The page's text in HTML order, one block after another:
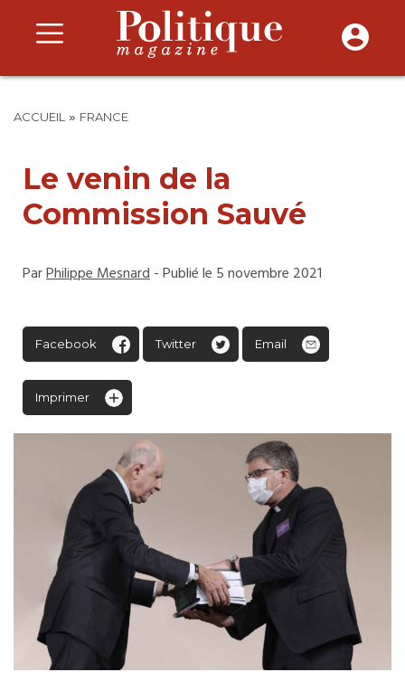
ACCUEIL » FRANCE
Le venin de la
Commission Sauvé
ParPhilippe Mesnard- Publié le 5 novembre 2021
Facebook Twitter Email
Imprimer